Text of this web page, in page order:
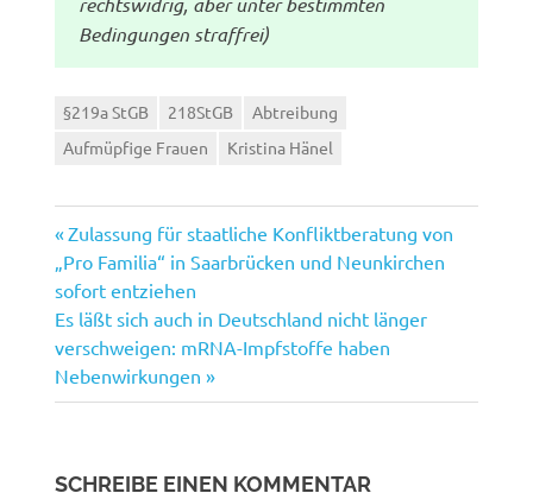
Bedingungen straffrei)
§219a StGB 218StGB
Abtreibung
Aufmüpfige Frauen
Kristina Hänel
Beitragsnavigation
Vorheriger
Beitrag:
Zulassung für staatliche Konfliktberatung von
„Pro Familia“ in Saarbrücken und Neunkirchen
sofort entziehen
Nächster
Beitrag:
Es läßt sich auch in Deutschland nicht länger
verschweigen: mRNA-Impfstoffe haben
Nebenwirkungen
SCHREIBE EINEN KOMMENTAR